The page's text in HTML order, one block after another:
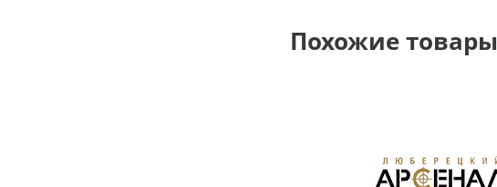
Похожие товары